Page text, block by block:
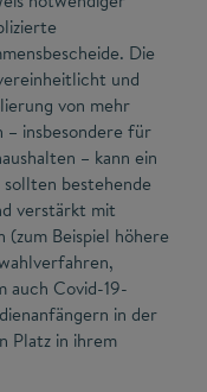
Die
und
von mehr
– insbesondere für
– kann ein
bestehende
verstärkt mit
(zum Beispiel höhere
auch Covid-19-
in der
Platz in ihrem